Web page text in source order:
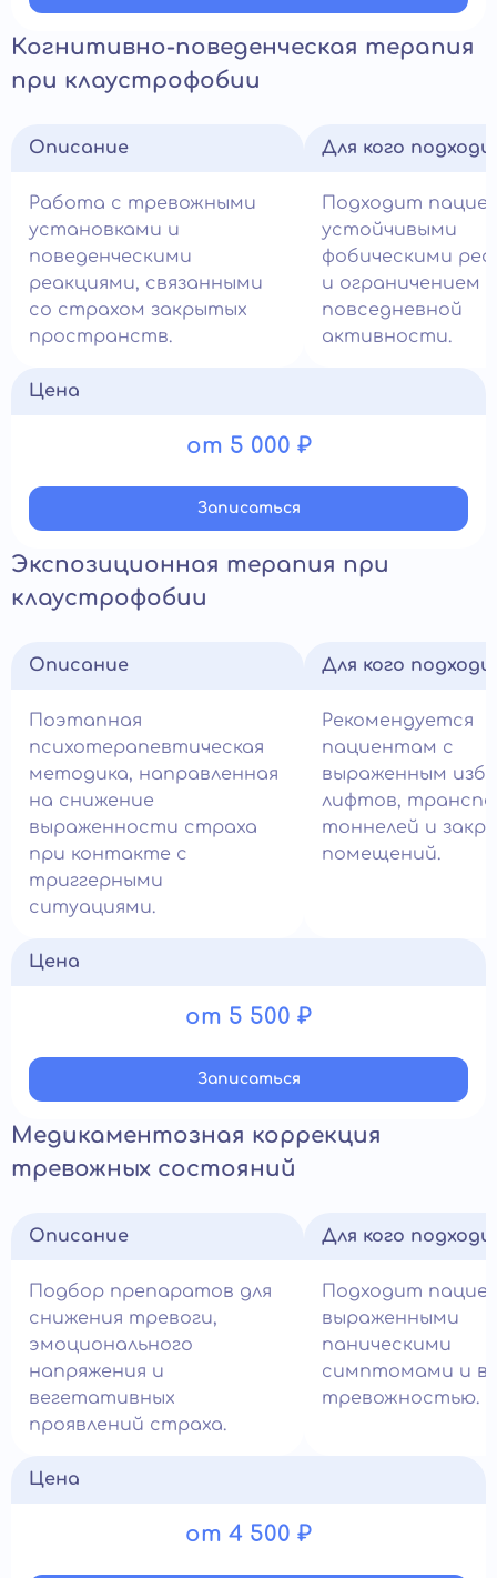
Когнитивно-поведенческая терапия
при клаустрофобии
Описание
Работа с тревожными
установками и
поведенческими
реакциями, связанными
со страхом закрытых
пространств.
Для кого
Подходит
устойчивыми
фобическими
и ограничением
повседневной
активности.
Цена
от 5 000 ₽
Записатьcя
Экспозиционная терапия при
клаустрофобии
Описание
Поэтапная
психотерапевтическая
методика, направленная
на снижение
выраженности страха
при контакте с
триггерными
ситуациями.
Для кого
Рекомендуется
пациентам с
выраженным
лифтов,
тоннелей и
помещений.
Цена
от 5 500 ₽
Записатьcя
Медикаментозная коррекция
тревожных состояний
Описание
Подбор препаратов для
снижения тревоги,
эмоционального
напряжения и
вегетативных
проявлений страха.
Для кого
Подходит
выраженными
паническими
симптомами и
тревожностью.
Цена
от 4 500 ₽